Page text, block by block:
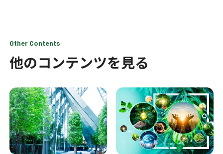
Other Contents
他のコンテンツを見る